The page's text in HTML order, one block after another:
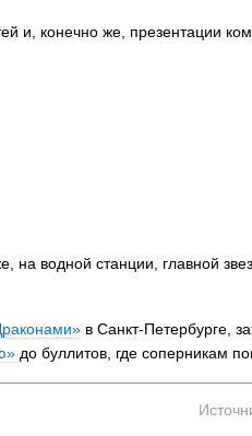
и, конечно же, презентации
на водной станции, главной
в Санкт-Петербурге,
до буллитов, где соперникам